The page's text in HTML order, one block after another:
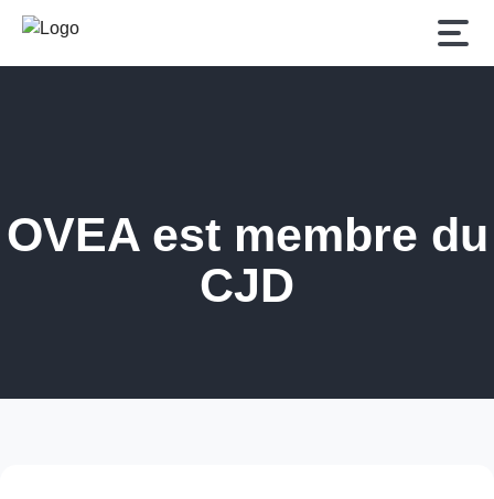
OVEA est membre du
CJD